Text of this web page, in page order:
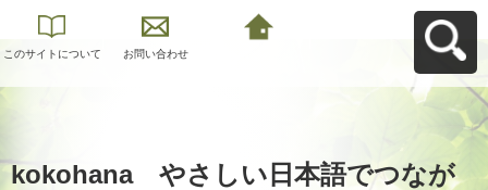
このサイトについて お問い合わせ
kokohana やさしい日本語でつなが